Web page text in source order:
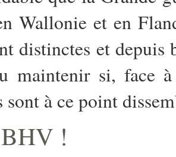
Wallonie et en
distinctes et
maintenir si, face à
sont à ce point
!